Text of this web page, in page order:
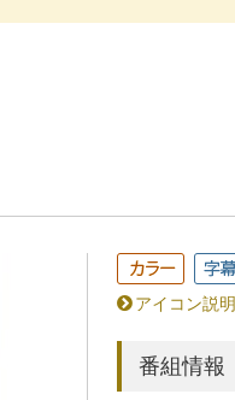
アイコン説明
番組情報